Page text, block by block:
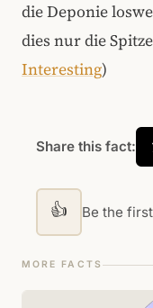
die Deponie
dies nur die
Interesting)
Share this fact:
👍 Be the
MORE FACTS